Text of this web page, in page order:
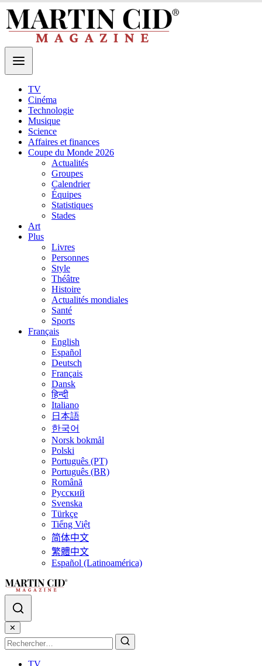
TV
Cinéma
Technologie
Musique
Science
Affaires et finances
Coupe du Monde 2026
Actualités
Groupes
Calendrier
Équipes
Statistiques
Stades
Art
Plus
Livres
Personnes
Style
Théâtre
Histoire
Actualités mondiales
Santé
Sports
Français
English
Español
Deutsch
Français
Dansk
हिन्दी
Italiano
日本語
한국어
Norsk bokmål
Polski
Português (PT)
Português (BR)
Română
Русский
Svenska
Türkçe
Tiếng Việt
简体中文
繁體中文
Español (Latinoamérica)
✕
TV